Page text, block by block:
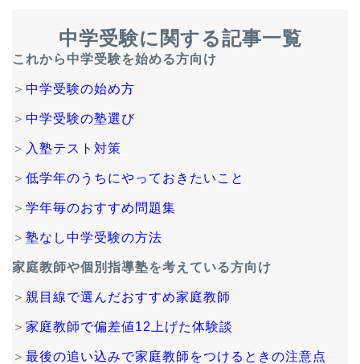
中学受験に関する記事一覧
これから中学受験を始める方向け
＞ 中学受験の始め方
＞ 中学受験の塾選び
＞ 入塾テスト対策
＞ 低学年のうちにやっておきたいこと
＞ 学年毎のおすすめ問題集
＞ 塾なし中学受験の方法
家庭教師や個別指導塾を考えている方向け
＞ 親目線で選んだおすすめ家庭教師
＞ 家庭教師で偏差値12上げた体験談
＞ 最後の追い込みで家庭教師をつけるときの注意点